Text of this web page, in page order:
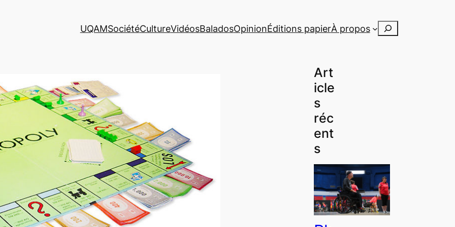
UQAMSociétéCultureVidéosBaladosOpinionÉditions papierÀ propos Rechercher
Art
icle
s
réc
ent
s